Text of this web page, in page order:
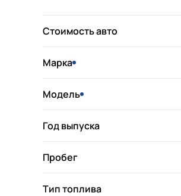
Стоимость авто
Марка
Модель
Год выпуска
Пробег
Тип топлива